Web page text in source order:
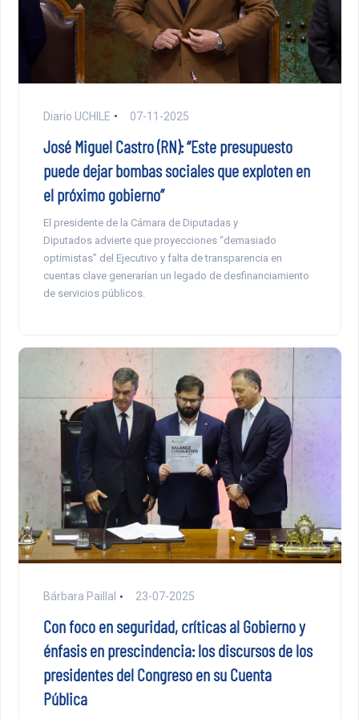
Diario UCHILE 07-11-2025
José Miguel Castro (RN): “Este presupuesto
puede dejar bombas sociales que exploten en
el próximo gobierno”
El presidente de la Cámara de Diputadas y
Diputados advierte que proyecciones “demasiado
optimistas” del Ejecutivo y falta de transparencia en
cuentas clave generarían un legado de desfinanciamiento
de servicios públicos.
Bárbara Paillal 23-07-2025
Con foco en seguridad, críticas al Gobierno y
énfasis en prescindencia: los discursos de los
presidentes del Congreso en su Cuenta
Pública